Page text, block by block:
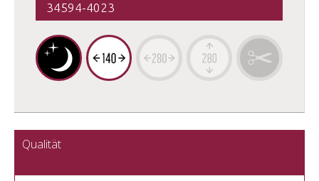
34594-4023
Qualität